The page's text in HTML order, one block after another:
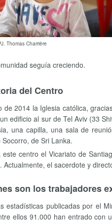
Thomas Charrière
seguía creciendo.
del Centro
de 2014 la Iglesia católica,
edificio al sur de Tel Aviv (33
una capilla, una sala de
Socorro, de Sri Lanka.
este centro el Vicariato de
Actualmente, el sacerdote y
son los trabajadores
estadísticas publicadas por el
ellos 91.000 han entrado con